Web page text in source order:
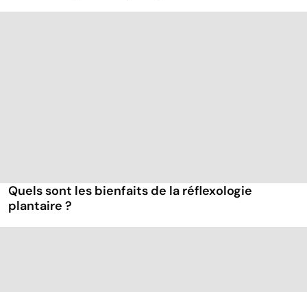
Quels sont les bienfaits de la réflexologie
plantaire ?